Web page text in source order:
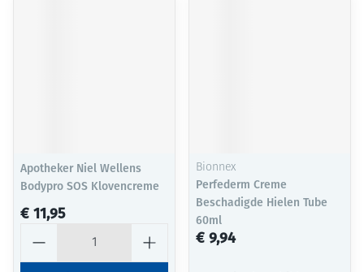
Apotheker Niel Wellens
Bodypro SOS Klovencreme
€ 11,95
Bionnex
Perfederm Creme
Beschadigde Hielen Tube
60ml
€ 9,94